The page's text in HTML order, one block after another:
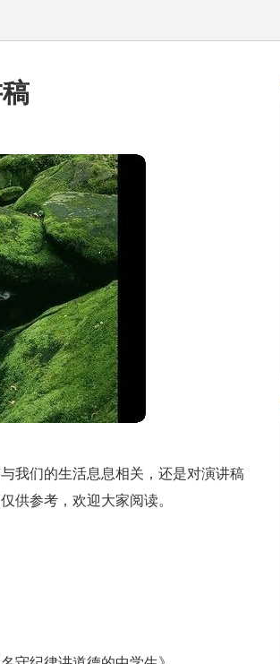
我们的生活息息相关，还是对演讲稿
供参考，欢迎大家阅读。